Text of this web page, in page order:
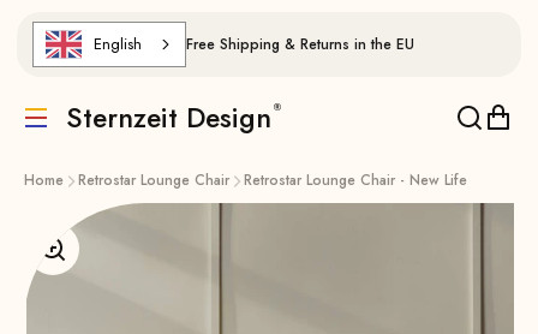
English Free Shipping & Returns in the EU
Translation missing: de.header.general.menu
Sternzeit Design
Home Retrostar Lounge Chair Retrostar Lounge Chair - New Life
Enlarge image